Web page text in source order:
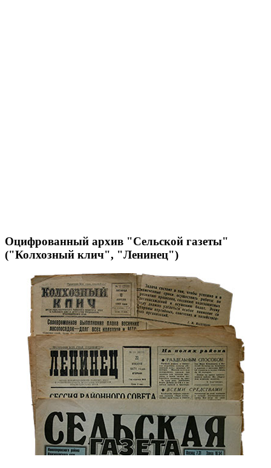
Оцифрованный архив "Сельской газеты"
("Колхозный клич", "Ленинец")